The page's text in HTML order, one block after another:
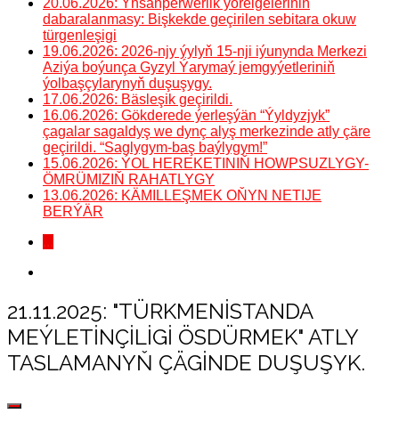
20.06.2026: Ynsanperwerlik ýörelgeleriniň
dabaralanmasy: Bişkekde geçirilen sebitara okuw
türgenleşigi
19.06.2026: 2026-njy ýylyň 15-nji iýunynda Merkezi
Aziýa boýunça Gyzyl Ýarymaý jemgyýetleriniň
ýolbaşçylarynyň duşuşygy.
17.06.2026: Bäsleşik geçirildi.
16.06.2026: Gökderede ýerleşýän “Ýyldyzjyk”
çagalar sagaldyş we dynç alyş merkezinde atly çäre
geçirildi. “Saglygym-baş baýlygym!”
15.06.2026: ÝOL HEREKETINIŇ HOWPSUZLYGY-
ÖMRÜMIZIŇ RAHATLYGY
13.06.2026: KÄMILLEŞMEK OŇYN NETIJE
BERÝÄR
21.11.2025: "TÜRKMENISTANDA
MEÝLETINÇILIGI ÖSDÜRMEK" ATLY
TASLAMANYŇ ÇÄGINDE DUŞUŞYK.